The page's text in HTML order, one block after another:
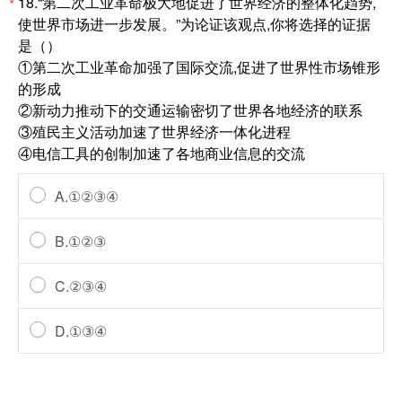
使世界市场进一步发展。”为论证该观点,你将选择的证据
是（）
①第二次工业革命加强了国际交流,促进了世界性市场锥形
的形成
②新动力推动下的交通运输密切了世界各地经济的联系
③殖民主义活动加速了世界经济一体化进程
④电信工具的创制加速了各地商业信息的交流
A.①②③④
B.①②③
C.②③④
D.①③④